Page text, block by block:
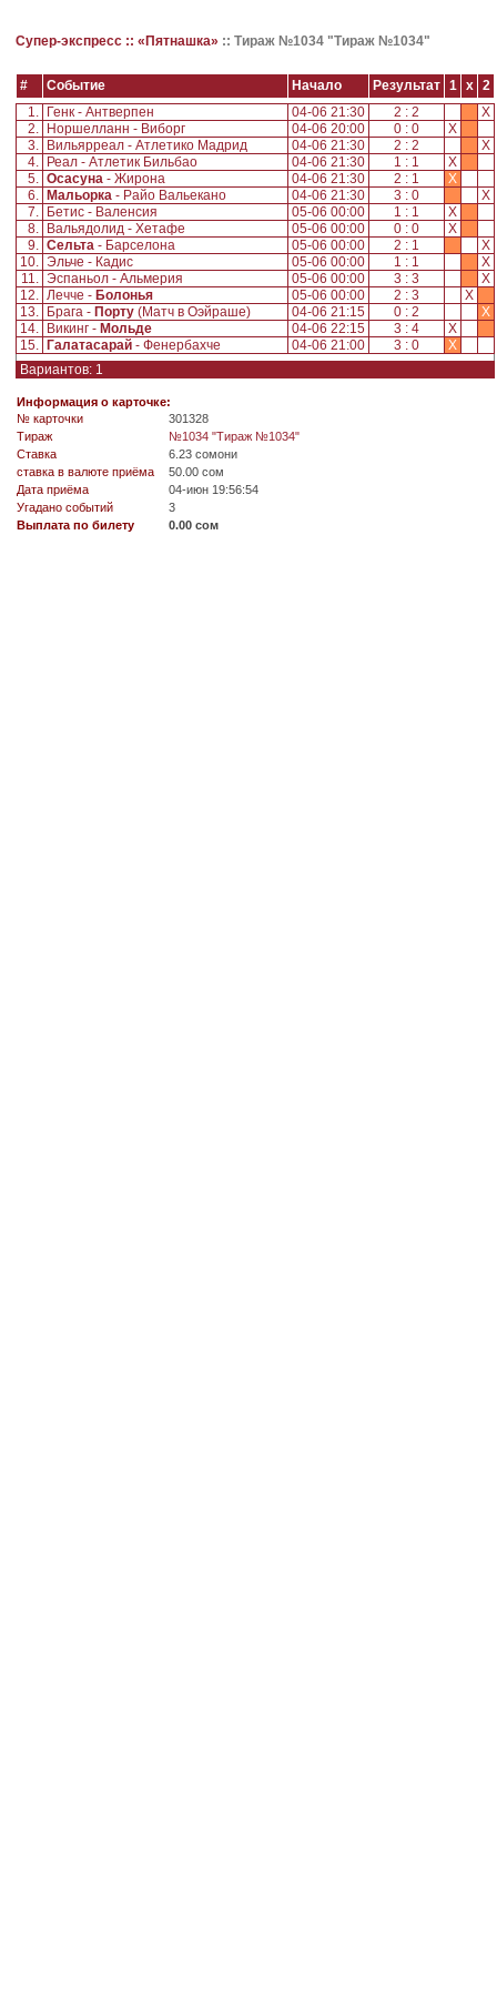
Супер-экспресс :: «Пятнашка» :: Тираж №1034 "Тираж №1034"
# Событие Начало Результат 1 x
2
1.
Генк - Антверпен 04-06 21:30 2 : 2
X
2.
Норшелланн - Виборг 04-06 20:00 0 : 0
X
3.
Вильярреал - Атлетико Мадрид 04-06 21:30 2 : 2
X
4.
Реал - Атлетик Бильбао 04-06 21:30 1 : 1
X
5. Осасуна - Жирона 04-06 21:30 2 : 1
X
6.
Мальорка - Райо Вальекано 04-06 21:30 3 : 0
X
7.
Бетис - Валенсия 05-06 00:00 1 : 1
X
8.
Вальядолид - Хетафе 05-06 00:00 0 : 0
X
9. Сельта - Барселона 05-06 00:00 2 : 1
X
10. Эльче - Кадис 05-06 00:00 1 : 1
X
11. Эспаньол - Альмерия 05-06 00:00 3 : 3
X
12. Лечче - Болонья 05-06 00:00 2 : 3
X
13.
Брага - Порту (Матч в Оэйраше) 04-06 21:15 0 : 2
X
14.
Викинг - Мольде 04-06 22:15 3 : 4
X
15.
Галатасарай - Фенербахче 04-06 21:00 3 : 0
X
Вариантов: 1
Информация о карточке:
№ карточки
301328
Tираж
№1034 "Тираж №1034"
Ставка
6.23 сомони
ставка в валюте приёма
50.00 сом
Дата приёма
04-июн 19:56:54
Угадано событий
3
Выплата по билету
0.00 сом